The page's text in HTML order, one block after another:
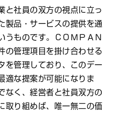
と社員の双方の視点に立っ
製品・サービスの提供を通
うものです。ＣＯＭＰＡＮ
の管理項目を掛け合わせる
を管理しており、このデー
適な提案が可能になりま
なく、経営者と社員双方の
取り組めば、唯一無二の価